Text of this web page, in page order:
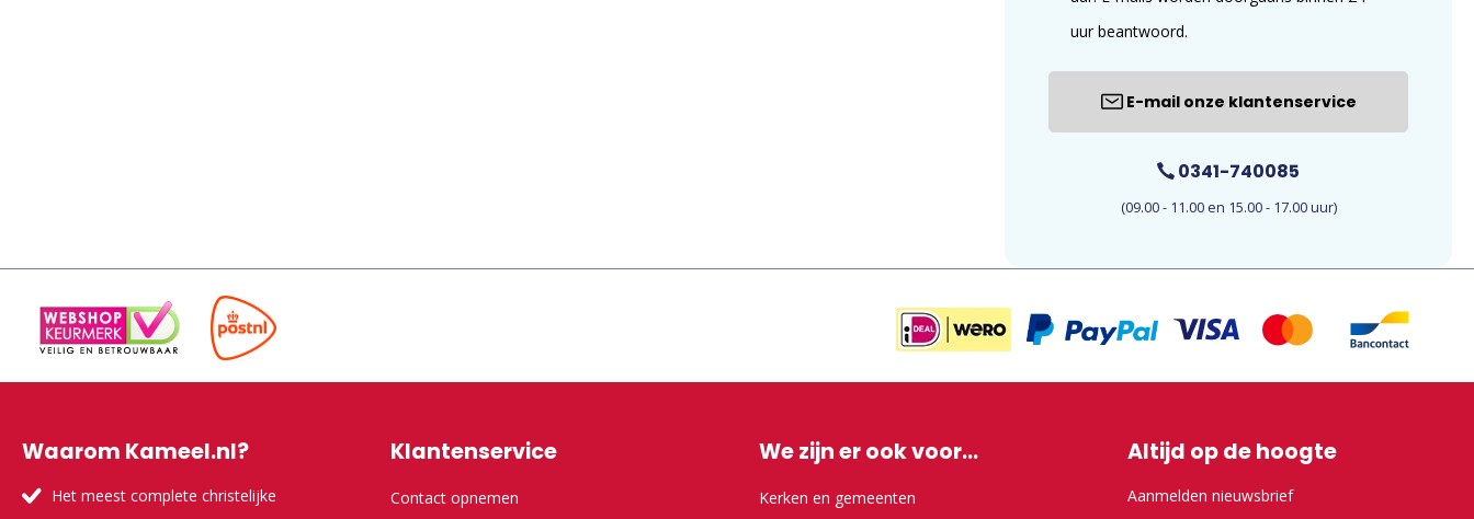
uur beantwoord.
E-mail onze klantenservice
0341-740085
(09.00 - 11.00 en 15.00 - 17.00 uur)
Waarom Kameel.nl?
Het meest complete christelijke
Klantenservice
Contact opnemen
We zijn er ook voor...
Kerken en gemeenten
Altijd op de hoogte
Aanmelden nieuwsbrief